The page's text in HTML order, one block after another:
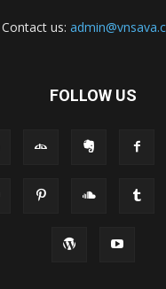
Contact us:
FOLLOW US